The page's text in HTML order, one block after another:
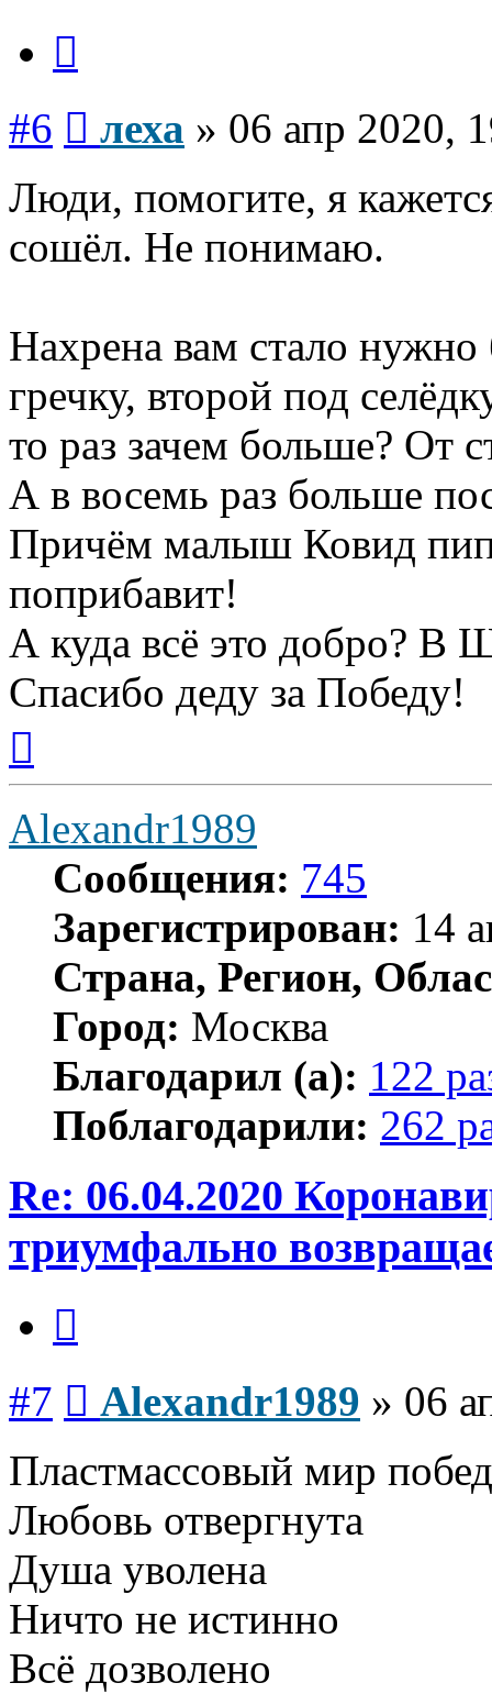
#6 леха » 06 апр 2020,
Люди, помогите, я
сошёл. Не понимаю.
Нахрена вам стало
гречку, второй под
то раз зачем больше? От
А в восемь раз больше
Причём малыш Ковид
поприбавит!
А куда всё это добро? В
Спасибо деду за Победу!
началу
Alexandr1989
Сообщения: 745
Зарегистрирован: 14
Страна, Регион,
Город: Москва
Благодарил (а): 122
Поблагодарили: 262
Re: 06.04.2020
триумфально
#7 Alexandr1989 » 06
Пластмассовый мир
Любовь отвергнута
Душа уволена
Ничто не истинно
Всё дозволено